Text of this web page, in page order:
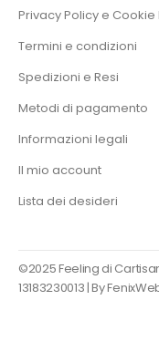
Privacy Policy e Cookie
Termini e condizioni
Spedizioni e Resi
Metodi di pagamento
Informazioni legali
Il mio account
Lista dei desideri
©2025 Feeling di
13183230013 |By